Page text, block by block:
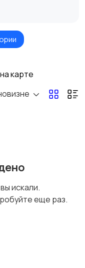
одежда
карте
искали.
еще раз.